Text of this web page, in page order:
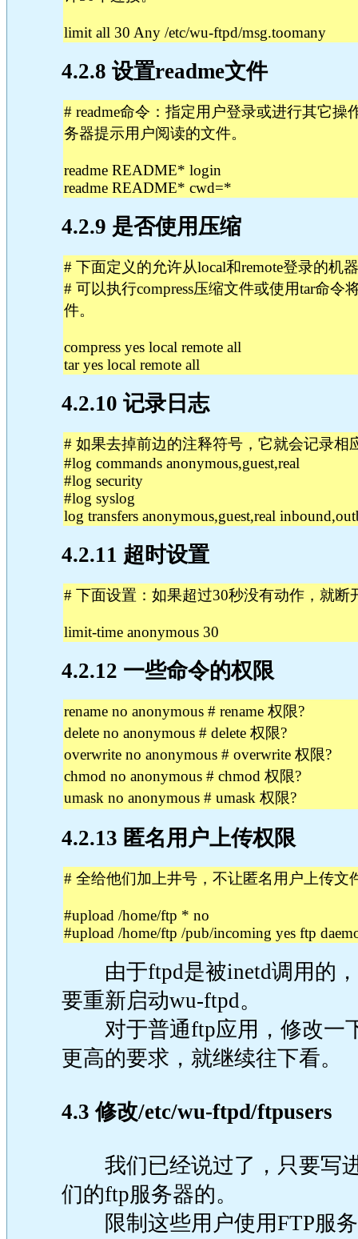
limit all 30 Any /etc/wu-ftpd/msg.toomany
4.2.8 设置readme文件
# readme命令：指定用户登录或进行其它操
务器提示用户阅读的文件。
readme README* login
readme README* cwd=*
4.2.9 是否使用压缩
# 下面定义的允许从local和remote登录的机
# 可以执行compress压缩文件或使用tar命令
件。
compress yes local remote all
tar yes local remote all
4.2.10 记录日志
# 如果去掉前边的注释符号，它就会记录相
#log commands anonymous,guest,real
#log security
#log syslog
log transfers anonymous,guest,real
4.2.11 超时设置
# 下面设置：如果超过30秒没有动作，就断
limit-time anonymous 30
4.2.12 一些命令的权限
rename no anonymous # rename 权限?
delete no anonymous # delete 权限?
overwrite no anonymous # overwrite 权限?
chmod no anonymous # chmod 权限?
umask no anonymous # umask 权限?
4.2.13 匿名用户上传权限
# 全给他们加上井号，不让匿名用户上传文
#upload /home/ftp * no
#upload /home/ftp /pub/incoming yes ftp
由于ftpd是被inetd调用的，
要重新启动wu-ftpd。
对于普通ftp应用，修改一
更高的要求，就继续往下看。
4.3 修改/etc/wu-ftpd/ftpusers
我们已经说过了，只要写进
们的ftp服务器的。
限制这些用户使用FTP服务